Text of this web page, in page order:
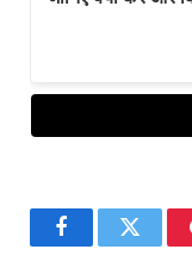
FacebookTwitter